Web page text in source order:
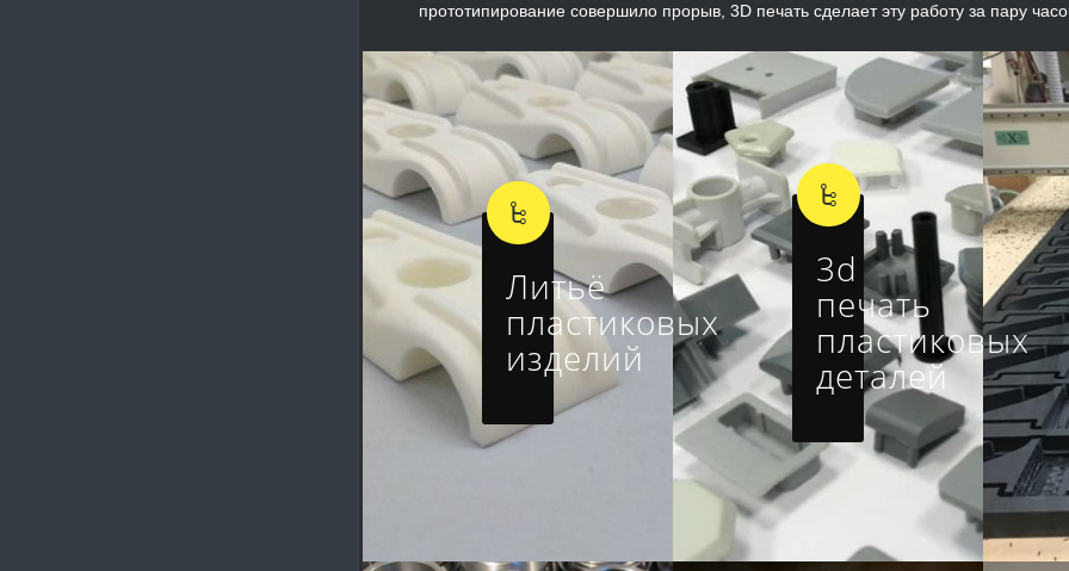
прототипирование совершило прорыв, 3D печать сделает эту работу за пару
Литьё
пластиковых
изделий
3d
печать
пластиковых
деталей